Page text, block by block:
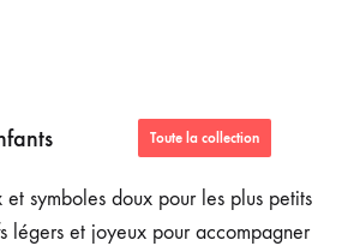
Toute la collection
et symboles doux pour les plus petits
légers et joyeux pour accompagner